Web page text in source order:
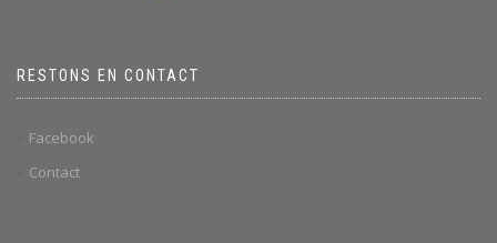
RESTONS EN CONTACT
Facebook
Contact